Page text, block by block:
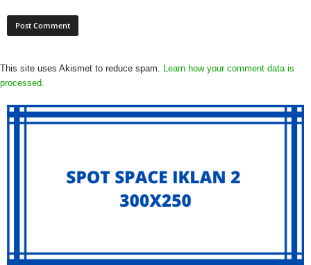
This site uses Akismet to reduce spam. Learn how your comment data is
processed.